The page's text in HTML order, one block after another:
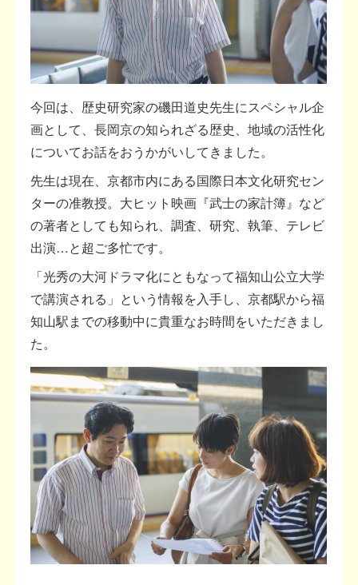
今回は、歴史研究家の磯田道史先生にスペシャル企
画として、長岡京の知られざる歴史、地域の活性化
についてお話をおうかがいしてきました。
先生は現在、京都市内にある国際日本文化研究セン
ターの准教授。大ヒット映画『武士の家計簿』など
の著者としても知られ、調査、研究、執筆、テレビ
出演…と超ご多忙です。
「光秀の大河ドラマ化にともなって福知山公立大学
で講演される」という情報を入手し、京都駅から福
知山駅までの移動中に貴重なお時間をいただきまし
た。